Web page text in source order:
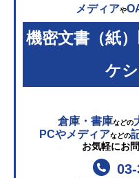
メディアや
機密文書（紙
ケ
倉庫・書庫などの
PCやメディアなどの
お気軽にお